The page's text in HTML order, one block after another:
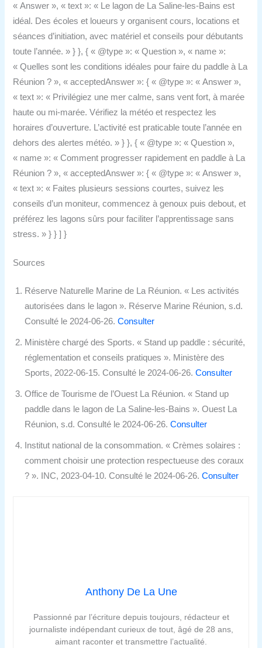
« Answer », « text »: « Le lagon de La Saline-les-Bains est
idéal. Des écoles et loueurs y organisent cours, locations et
séances d’initiation, avec matériel et conseils pour débutants
toute l’année. » } }, { « @type »: « Question », « name »:
« Quelles sont les conditions idéales pour faire du paddle à La
Réunion ? », « acceptedAnswer »: { « @type »: « Answer »,
« text »: « Privilégiez une mer calme, sans vent fort, à marée
haute ou mi-marée. Vérifiez la météo et respectez les
horaires d’ouverture. L’activité est praticable toute l’année en
dehors des alertes météo. » } }, { « @type »: « Question »,
« name »: « Comment progresser rapidement en paddle à La
Réunion ? », « acceptedAnswer »: { « @type »: « Answer »,
« text »: « Faites plusieurs sessions courtes, suivez les
conseils d’un moniteur, commencez à genoux puis debout, et
préférez les lagons sûrs pour faciliter l’apprentissage sans
stress. » } } ] }
Sources
Réserve Naturelle Marine de La Réunion. « Les activités
autorisées dans le lagon ». Réserve Marine Réunion, s.d.
Consulté le 2024-06-26.Consulter
Ministère chargé des Sports. « Stand up paddle : sécurité,
réglementation et conseils pratiques ». Ministère des
Sports, 2022-06-15. Consulté le 2024-06-26.Consulter
Office de Tourisme de l’Ouest La Réunion. « Stand up
paddle dans le lagon de La Saline-les-Bains ». Ouest La
Réunion, s.d. Consulté le 2024-06-26.Consulter
Institut national de la consommation. « Crèmes solaires :
comment choisir une protection respectueuse des coraux
? ». INC, 2023-04-10. Consulté le 2024-06-26.Consulter
Anthony De La Une
Passionné par l’écriture depuis toujours, rédacteur et
journaliste indépendant curieux de tout, âgé de 28 ans,
aimant raconter et transmettre l’actualité.